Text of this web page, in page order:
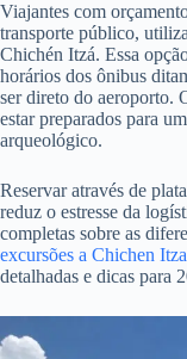
Viajantes com
transporte público,
Chichén Itzá. Essa
horários dos ônibus
ser direto do aeroporto.
estar preparados para
arqueológico.
Reservar através de
reduz o estresse da
completas sobre as
excursões a Chichen
detalhadas e dicas para